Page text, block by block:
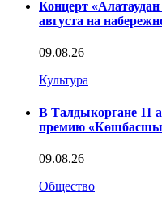
Концерт
августа на
09.08.26
Культура
В Талдыкоргане 11
премию
09.08.26
Общество